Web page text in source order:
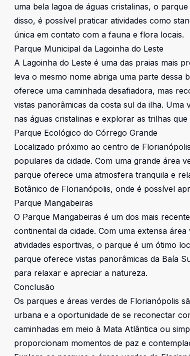
uma bela lagoa de águas cristalinas, o
disso, é possível praticar atividades como
única em contato com a fauna e flora locais.
Parque Municipal da Lagoinha do Leste
A Lagoinha do Leste é uma das praias mais
leva o mesmo nome abriga uma parte
oferece uma caminhada desafiadora, mas
vistas panorâmicas da costa sul da ilha.
nas águas cristalinas e explorar as trilhas
Parque Ecológico do Córrego Grande
Localizado próximo ao centro de
populares da cidade. Com uma grande área
parque oferece uma atmosfera tranquila e
Botânico de Florianópolis, onde é possível
Parque Mangabeiras
O Parque Mangabeiras é um dos mais
continental da cidade. Com uma extensa
atividades esportivas, o parque é um ótimo
parque oferece vistas panorâmicas da Baía
para relaxar e apreciar a natureza.
Conclusão
Os parques e áreas verdes de Florianópolis
urbana e a oportunidade de se reconectar
caminhadas em meio à Mata Atlântica ou
proporcionam momentos de paz e